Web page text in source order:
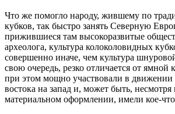
Что же помогло народу, жившему по
кубков, так быстро занять Северную
прижившиеся там высокоразвитые
археолога, культура колоколовидных
совершенно иначе, чем культура
свою очередь, резко отличается от ямной
при этом мощно участвовали в движении
востока на запад и, может быть,
материальном оформлении, имели кое-